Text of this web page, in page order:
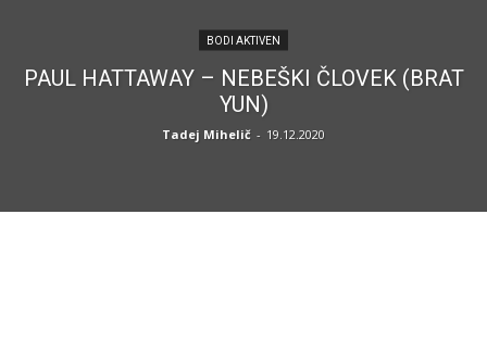
BODI AKTIVEN
PAUL HATTAWAY – NEBEŠKI ČLOVEK (BRAT
YUN)
Tadej Mihelič - 19.12.2020